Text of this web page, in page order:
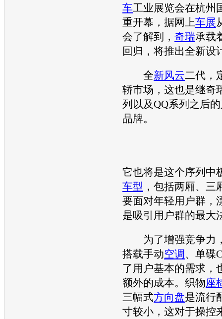
车工业展览会在杭州
重开幕，据网上车展
会了解到， 奇瑞承载
回归，将推出全新设
全新风云二代，
轿市场，这也是继奇
列以及QQ系列之后
品牌。
它也将是这个序列中
车型 ，包括两厢、三
要面对年轻用户群，
是吸引用户群的最大
为了增强竞争力
搭载手动空调 、单碟
了用户基本的需求，
额外的成本。织物座
三幅式方向盘是流行
寸较小，这对于操控